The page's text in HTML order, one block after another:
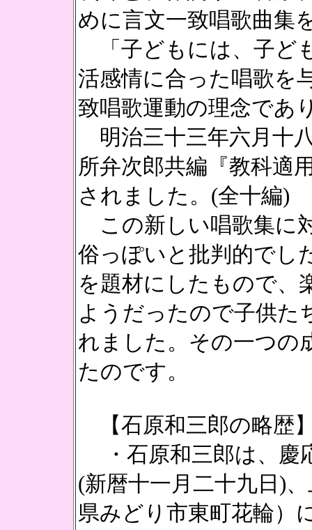
めに言文一致唱歌曲集
「子どもには、子ど
活感情に合った唱歌を
致唱歌運動の理念であ
明治三十三年六月十
所弁次郎共編『教科適
されました。(全十編)
この新しい唱歌集に
俗っぽいと批判的でし
を題材にしたもので、
ようだったので子供た
れました。その一つの
たのです。
【石原和三郎の略歴
・石原和三郎は、慶
(新暦十一月二十九日)
県みどり市東町花輪）